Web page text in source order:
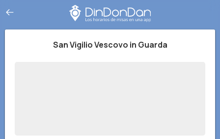
San Vigilio Vescovo in Guarda